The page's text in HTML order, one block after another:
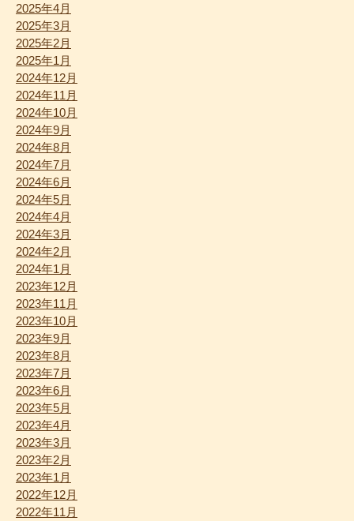
2025年4月
2025年3月
2025年2月
2025年1月
2024年12月
2024年11月
2024年10月
2024年9月
2024年8月
2024年7月
2024年6月
2024年5月
2024年4月
2024年3月
2024年2月
2024年1月
2023年12月
2023年11月
2023年10月
2023年9月
2023年8月
2023年7月
2023年6月
2023年5月
2023年4月
2023年3月
2023年2月
2023年1月
2022年12月
2022年11月